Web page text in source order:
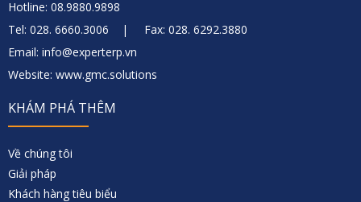
Hotline: 08.9880.9898
Tel: 028. 6660.3006 | Fax: 028. 6292.3880
Email: info@experterp.vn
Website: www.gmc.solutions
KHÁM PHÁ THÊM
Về chúng tôi
Giải pháp
Khách hàng tiêu biểu